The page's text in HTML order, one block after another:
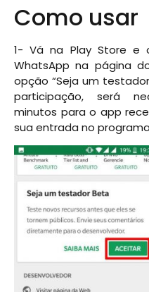
Como usar
1- Vá na Play Store e
WhatsApp na página
opção “Seja um
participação, será
minutos para o app
sua entrada no